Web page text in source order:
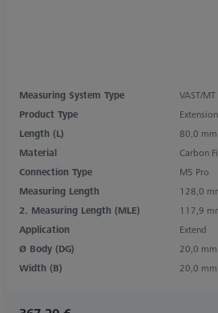
Measuring System Type
VAST/MT
Product Type
Extension
Length (L)
80,0 mm
Material
Carbon
Connection Type
M5 Pro
Measuring Length
128,0
2. Measuring Length (MLE)
117,9
Application
Extend
Ø Body (DG)
20,0 mm
Width (B)
20,0 mm